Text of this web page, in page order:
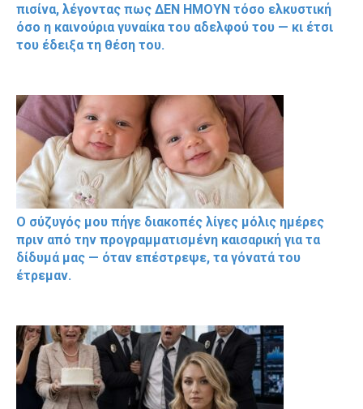
πισίνα, λέγοντας πως ΔΕΝ ΗΜΟΥΝ τόσο ελκυστική
όσο η καινούρια γυναίκα του αδελφού του — κι έτσι
του έδειξα τη θέση του.
Ο σύζυγός μου πήγε διακοπές λίγες μόλις ημέρες
πριν από την προγραμματισμένη καισαρική για τα
δίδυμά μας — όταν επέστρεψε, τα γόνατά του
έτρεμαν.